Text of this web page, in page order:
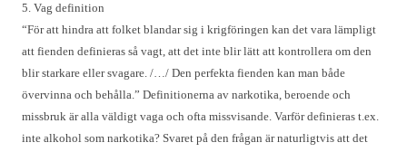
5. Vag definition
“För att hindra att folket blandar sig i krigföringen kan det vara lämpligt
att fienden definieras så vagt, att det inte blir lätt att kontrollera om den
blir starkare eller svagare. /…/ Den perfekta fienden kan man både
övervinna och behålla.” Definitionerna av narkotika, beroende och
missbruk är alla väldigt vaga och ofta missvisande. Varför definieras t.ex.
inte alkohol som narkotika? Svaret på den frågan är naturligtvis att det